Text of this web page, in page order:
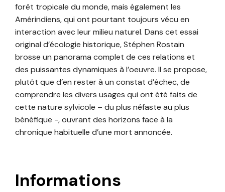
forêt tropicale du monde, mais également les
Amérindiens, qui ont pourtant toujours vécu en
interaction avec leur milieu naturel. Dans cet essai
original d’écologie historique, Stéphen Rostain
brosse un panorama complet de ces relations et
des puissantes dynamiques à l’oeuvre. Il se propose,
plutôt que d’en rester à un constat d’échec, de
comprendre les divers usages qui ont été faits de
cette nature sylvicole – du plus néfaste au plus
bénéfique -, ouvrant des horizons face à la
chronique habituelle d’une mort annoncée.
Informations